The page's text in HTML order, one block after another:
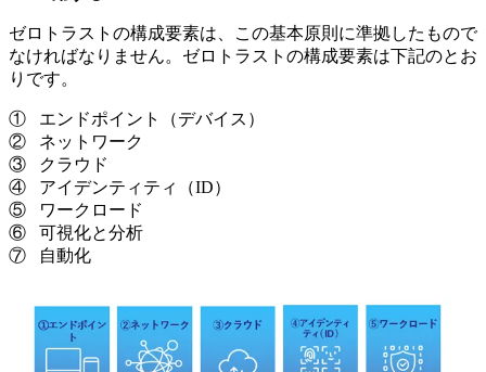
ゼロトラストの構成要素は、この基本原則に準拠したもので
なければなりません。ゼロトラストの構成要素は下記のとお
りです。
① エンドポイント（デバイス）
② ネットワーク
③ クラウド
④ アイデンティティ（ID）
⑤ ワークロード
⑥ 可視化と分析
⑦ 自動化